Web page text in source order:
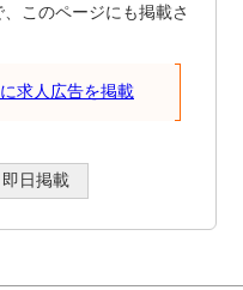
このページにも掲載さ
求人広告を掲載
即日掲載